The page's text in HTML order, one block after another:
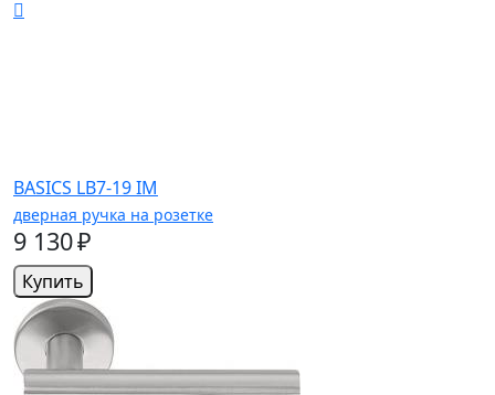
BASICS LB7-19 IM
дверная ручка на розетке
9 130 ₽
Купить